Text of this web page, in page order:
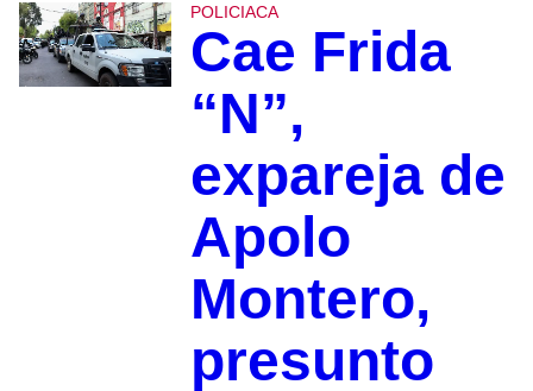
POLICIACA
Cae Frida
“N”,
expareja de
Apolo
Montero,
presunto